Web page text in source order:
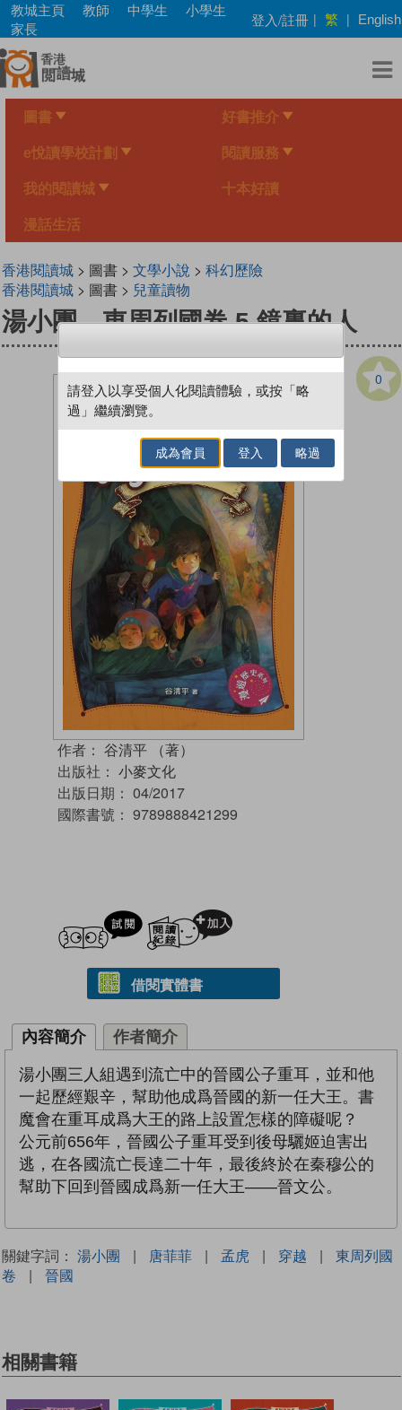
Skip
main
content
教城主頁 教師 中學生
小學生
家長
登入/註冊 | 繁 | English
圖書 好書推介
e悅讀學校計劃 閱讀服務
我的閱讀城 十本好讀
漫話生活
香港閱讀城> 圖書 > 文學小說 > 科幻歷險
香港閱讀城> 圖書 > 兒童讀物
湯小團．東周列國卷 5 鏡裏的人
0
作者： 谷清平 （著）
出版社： 小麥文化
出版日期： 04/2017
國際書號： 9789888421299
試閲
借閱實體書
內容簡介 作者簡介
湯小團三人組遇到流亡中的晉國公子重耳，並和他
一起歷經艱辛，幫助他成爲晉國的新一任大王。書
魔會在重耳成爲大王的路上設置怎樣的障礙呢？
公元前656年，晉國公子重耳受到後母驪姬迫害出
逃，在各國流亡長達二十年，最後終於在秦穆公的
幫助下回到晉國成爲新一任大王——晉文公。
關鍵字詞： 湯小團 | 唐菲菲 | 孟虎 | 穿越 |
東周列國
卷
| 晉國
相關書籍
請登入以享受個人化閱讀體驗，或按「略
過」繼續瀏覽。
成為會員 登入 略過